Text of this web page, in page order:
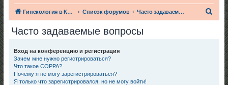
Гинекология в Киеве Список форумов Часто задаваемые вопросы
Часто задаваемые вопросы
Вход на конференцию и регистрация
Зачем мне нужно регистрироваться?
Что такое COPPA?
Почему я не могу зарегистрироваться?
Я только что зарегистрировался, но не могу войти!